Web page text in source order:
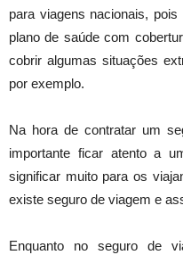
para viagens nacionais,
plano de saúde com
cobrir algumas situações
por exemplo.
Na hora de contratar um
importante ficar atento a
significar muito para os
existe seguro de viagem e
Enquanto no seguro de